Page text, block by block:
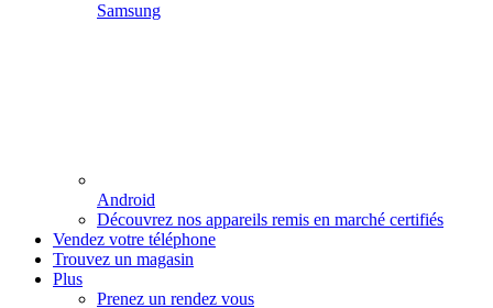
Samsung
Android
Découvrez nos appareils remis en marché certifiés
Vendez votre téléphone
Trouvez un magasin
Plus
Prenez un rendez vous